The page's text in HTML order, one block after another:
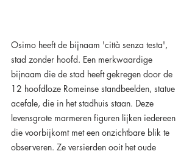
Osimo heeft de bijnaam 'città senza testa',
stad zonder hoofd. Een merkwaardige
bijnaam die de stad heeft gekregen door de
12 hoofdloze Romeinse standbeelden, statue
acefale, die in het stadhuis staan. Deze
levensgrote marmeren figuren lijken iedereen
die voorbijkomt met een onzichtbare blik te
observeren. Ze versierden ooit het oude